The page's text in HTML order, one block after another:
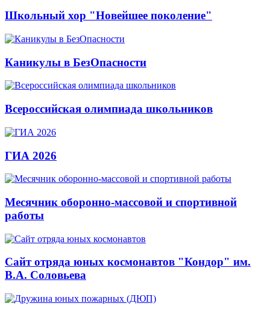
Школьный хор "Новейшее поколение"
Каникулы в БезОпасности
Всероссийская олимпиада школьников
ГИА 2026
Месячник оборонно-массовой и спортивной
работы
Сайт отряда юных космонавтов "Кондор" им.
В.А. Соловьева